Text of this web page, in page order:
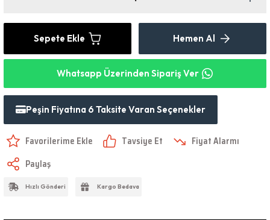
Sepete Ekle Hemen Al
Whatsapp Üzerinden Sipariş Ver
Peşin Fiyatına 6 Taksite Varan Seçenekler
Tavsiye Et
Fiyat Alarmı
Paylaş
Hızlı Gönderi Kargo Bedava